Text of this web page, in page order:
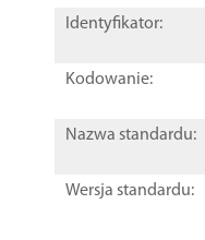
Identyfikator:
Kodowanie:
Nazwa standardu:
Wersja standardu: